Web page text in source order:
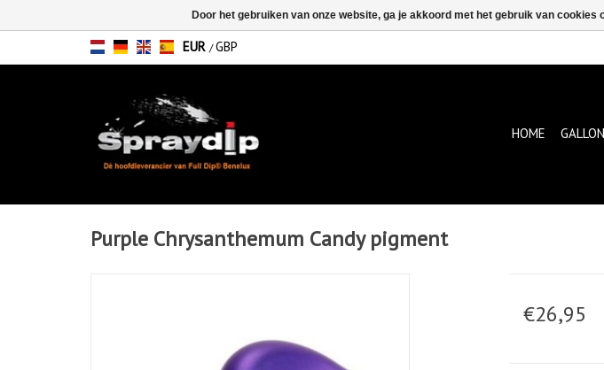
EUR /GBP
HOME
Purple Chrysanthemum Candy pigment
€26,95
Door het gebruiken van onze website, ga je akkoord met het gebruik van cookies